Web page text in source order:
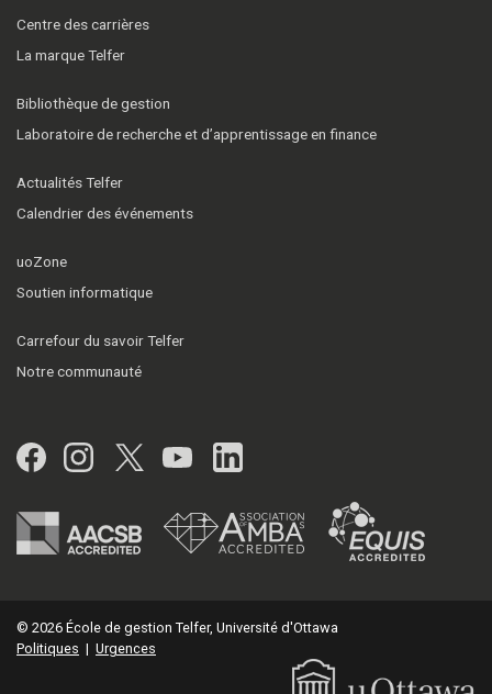
Centre des carrières
La marque Telfer
Bibliothèque de gestion
Laboratoire de recherche et d’apprentissage en finance
Actualités Telfer
Calendrier des événements
uoZone
Soutien informatique
Carrefour du savoir Telfer
Notre communauté
Facebook
Instagram
Twitter
YouTubeLinkedIn
© 2026 École de gestion Telfer, Université d'Ottawa
Politiques | Urgences